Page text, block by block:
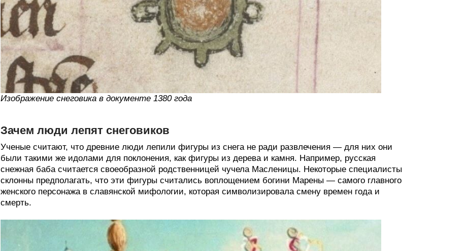
Изображение снеговика в документе 1380 года
Зачем люди лепят снеговиков
Ученые считают, что древние люди лепили фигуры из снега не ради развлечения — для них они
были такими же идолами для поклонения, как фигуры из дерева и камня. Например, русская
снежная баба считается своеобразной родственницей чучела Масленицы. Некоторые специалисты
склонны предполагать, что эти фигуры считались воплощением богини Марены — самого главного
женского персонажа в славянской мифологии, которая символизировала смену времен года и
смерть.